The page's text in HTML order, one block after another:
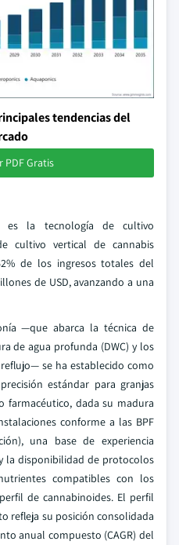
tendencias del
PDF Gratis
es la tecnología de cultivo
cultivo vertical de cannabis
de los ingresos totales del
de USD, avanzando a una
—que abarca la técnica de
de agua profunda (DWC) y los
se ha establecido como
estándar para granjas
farmacéutico, dada su madura
conforme a las BPF
una base de experiencia
la disponibilidad de protocolos
compatibles con los
de cannabinoides. El perfil
refleja su posición consolidada
anual compuesto (CAGR) del